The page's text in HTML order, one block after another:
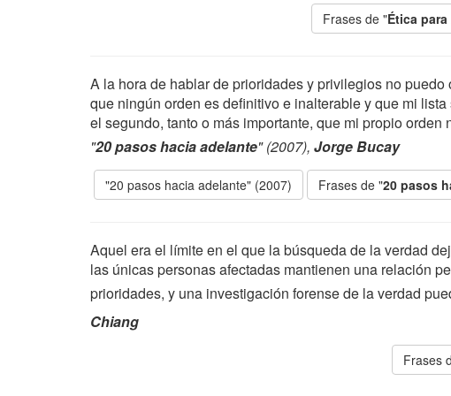
Frases de "Ética
A la hora de hablar de prioridades y privilegios no
que ningún orden es definitivo e inalterable y que mi
el segundo, tanto o más importante, que mi propio
"20 pasos hacia adelante" (2007), Jorge Bucay
"20 pasos hacia adelante" (2007) Frases de "20 pasos
Aquel era el límite en el que la búsqueda de la verdad
las únicas personas afectadas mantienen una relación
prioridades, y una investigación forense de la verdad
Chiang
Frases